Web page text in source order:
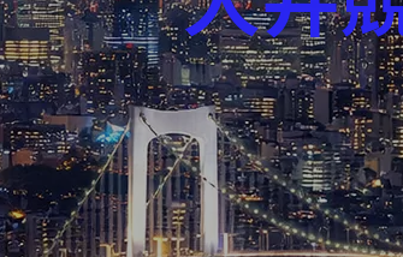
お知らせ
競馬